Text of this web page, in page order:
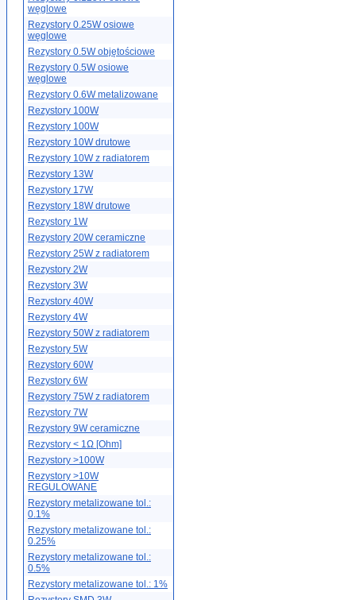
węglowe
Rezystory 0.25W osiowe
węglowe
Rezystory 0.5W objętościowe
Rezystory 0.5W osiowe
węglowe
Rezystory 0.6W metalizowane
Rezystory 100W
Rezystory 100W
Rezystory 10W drutowe
Rezystory 10W z radiatorem
Rezystory 13W
Rezystory 17W
Rezystory 18W drutowe
Rezystory 1W
Rezystory 20W ceramiczne
Rezystory 25W z radiatorem
Rezystory 2W
Rezystory 3W
Rezystory 40W
Rezystory 4W
Rezystory 50W z radiatorem
Rezystory 5W
Rezystory 60W
Rezystory 6W
Rezystory 75W z radiatorem
Rezystory 7W
Rezystory 9W ceramiczne
Rezystory < 1Ω [Ohm]
Rezystory >100W
Rezystory >10W
REGULOWANE
Rezystory metalizowane tol.:
0.1%
Rezystory metalizowane tol.:
0.25%
Rezystory metalizowane tol.:
0.5%
Rezystory metalizowane tol.: 1%